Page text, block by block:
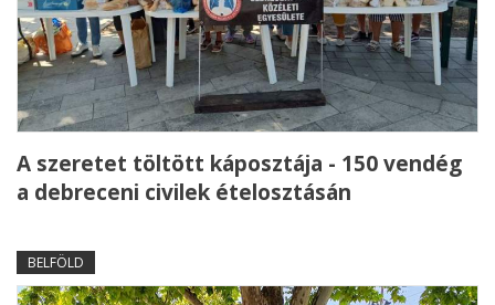
A szeretet töltött káposztája - 150 vendég
a debreceni civilek ételosztásán
BELFÖLD